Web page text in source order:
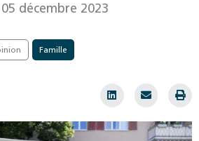
décembre 2023
Famille